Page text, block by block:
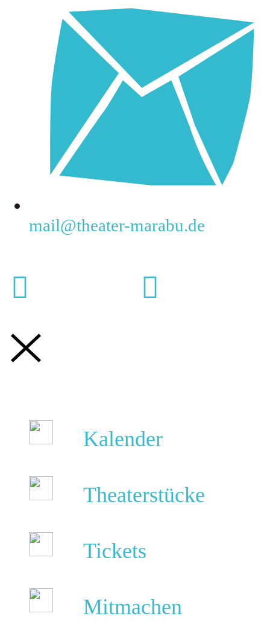
mail@theater­-marabu.de
Kalender
Theaterstücke
Tickets
Mitmachen